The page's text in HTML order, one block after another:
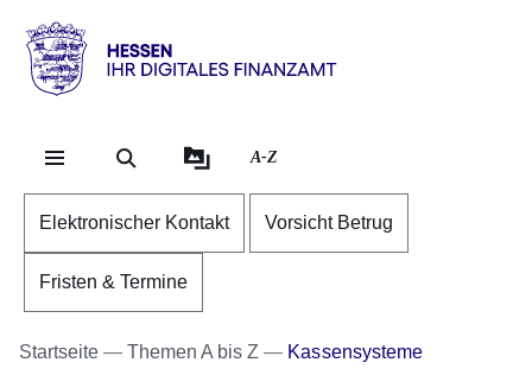
Direkt zum Kopf der
Direkt zum Inhalt
Direkt zum Fuß der
Hessen
Ihr
Finanzamt
A-Z
Elektronischer Kontakt Vorsicht Betrug
Fristen & Termine
Startseite Themen A bis Z Kassensysteme